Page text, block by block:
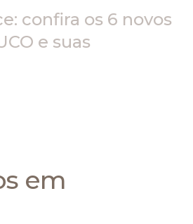
confira os 6 novos
e suas
em